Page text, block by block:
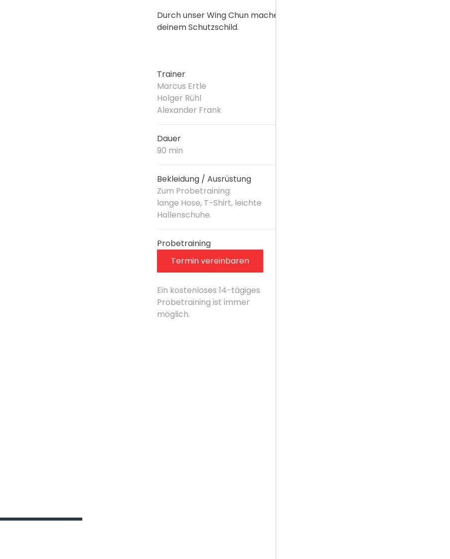
Durch unser Wing Chun machen wir deine Arme zu
deinem Schutzschild.
Trainer
Marcus Ertle
Holger Rühl
Alexander Frank
Dauer
90 min
Bekleidung / Ausrüstung
Zum Probetraining:
lange Hose, T-Shirt, leichte
Hallenschuhe.
Probetraining
Termin vereinbaren
Ein kostenloses 14-tägiges
Probetraining ist immer
möglich.